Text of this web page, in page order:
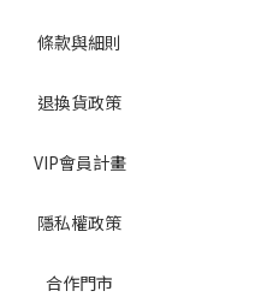
條款與細則
退換貨政策
VIP會員計畫
隱私權政策
合作門市